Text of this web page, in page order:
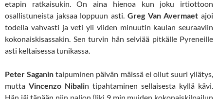
etapin ratkaisukin. On aina hienoa kun joku irtiottoon
osallistuneista jaksaa loppuun asti. Greg Van Avermaet ajoi
todella vahvasti ja veti yli viiden minuutin kaulan seuraaviin
kokonaiskisassakin. Sen turvin hän selviää pitkälle Pyreneille
asti keltaisessa tunikassa.
Peter Saganin taipuminen päivän mäissä ei ollut suuri yllätys,
mutta Vincenzo Nibalin tipahtaminen sellaisesta kyllä kävi.